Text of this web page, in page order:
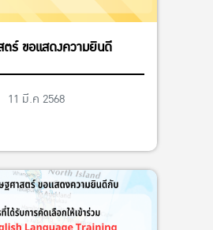
ร์ ขอแสดงความยินดี
11 มี.ค 2568